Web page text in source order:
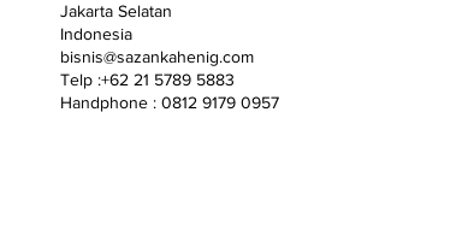
Jakarta Selatan
Indonesia
bisnis@sazankahenig.com
Telp :+62 21 5789 5883
Handphone : 0812 9179 0957